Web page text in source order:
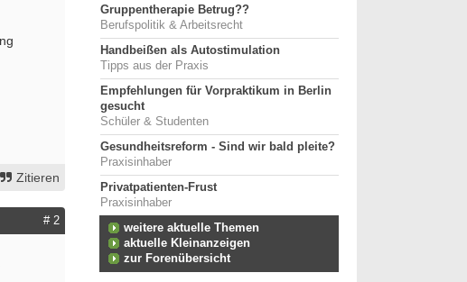
Zitieren
# 2
Gruppentherapie Betrug??
Berufspolitik & Arbeitsrecht
Handbeißen als Autostimulation
Tipps aus der Praxis
Empfehlungen für Vorpraktikum in Berlin
gesucht
Schüler & Studenten
Gesundheitsreform - Sind wir bald pleite?
Praxisinhaber
Privatpatienten-Frust
Praxisinhaber
weitere aktuelle Themen
aktuelle Kleinanzeigen
zur Forenübersicht